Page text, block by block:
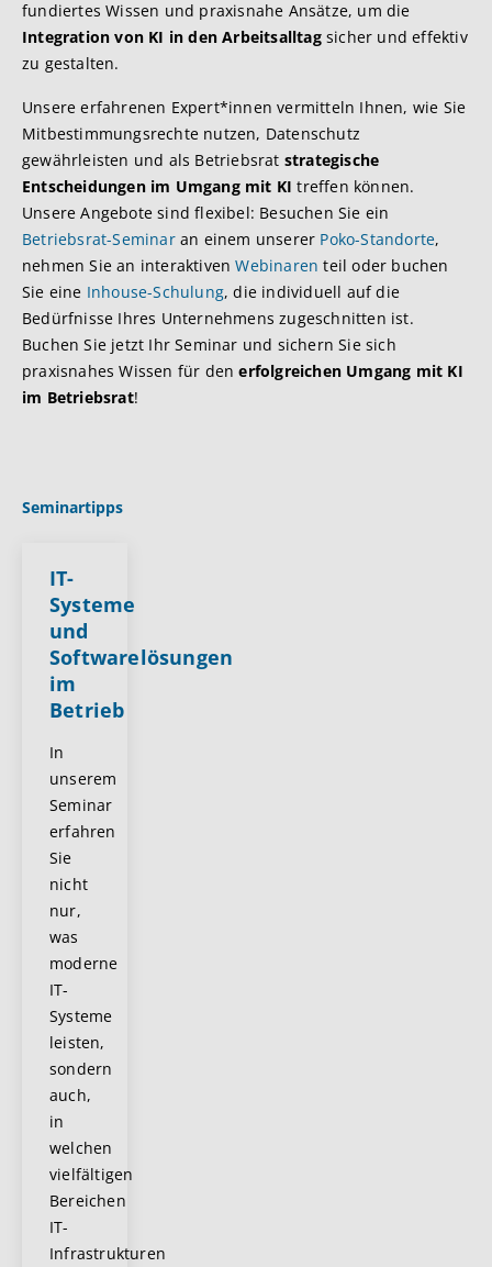
fundiertes Wissen und praxisnahe Ansätze, um die
Integration von KI in den Arbeitsalltagsicher und effektiv
zu gestalten.
Unsere erfahrenen Expert*innen vermitteln Ihnen, wie Sie
Mitbestimmungsrechte nutzen, Datenschutz
gewährleisten und als Betriebsrat strategische
Entscheidungen im Umgang mit KI treffen können.
Unsere Angebote sind flexibel: Besuchen Sie ein
Betriebsrat-Seminaran einem unserer Poko-Standorte,
nehmen Sie an interaktivenWebinaren teil oder buchen
Sie eine Inhouse-Schulung, die individuell auf die
Bedürfnisse Ihres Unternehmens zugeschnitten ist.
Buchen Sie jetzt Ihr Seminar und sichern Sie sich
praxisnahes Wissen für denerfolgreichen Umgang mit KI
im Betriebsrat!
Seminartipps
IT-
Systeme
und
Softwarelösungen
im
Betrieb
In
unserem
Seminar
erfahren
Sie
nicht
nur,
was
moderne
IT-
Systeme
leisten,
sondern
auch,
in
welchen
vielfältigen
Bereichen
IT-
Infrastrukturen